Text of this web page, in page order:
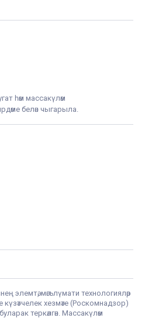
һәм массакүләм
белән чыгарыла.
элемтә, мәгълүмати технологияләр
күзәтчелек хезмәте (Роскомнадзор)
теркәлгән. Массакүләм